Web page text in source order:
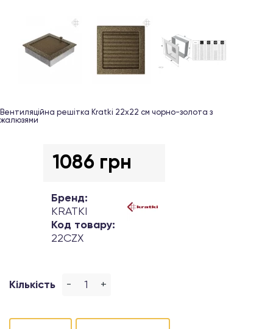
Вентиляційна решітка Kratki 22х22 см чорно-золота з
жалюзями
1086 грн
Бренд:
KRATKI
Код товару:
22CZX
Кількість - +